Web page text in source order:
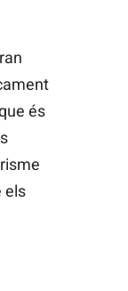
és
els